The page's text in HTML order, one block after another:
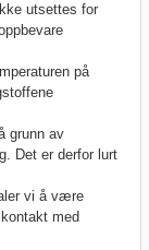
utsettes for
på
grunn av
Det er derfor lurt
vi å være
med